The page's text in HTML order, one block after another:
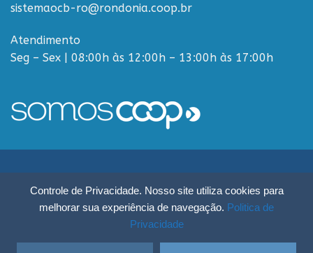
Controle de Privacidade. Nosso site utiliza cookies para
melhorar sua experiência de navegação. Politica de
Privacidade
sistemaocb-ro@rondonia.coop.br
Atendimento
Seg – Sex | 08:00h às 12:00h – 13:00h às 17:00h
Sistema OCB Rondônia © Todos os Direitos Reservados - R. Paulo
Macalão, 4675 - Flodoaldo Pontes Pinto, Porto Velho - RO, 76820-454